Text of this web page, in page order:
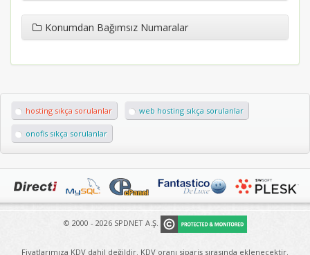
Konumdan Bağımsız Numaralar
hosting sıkça sorulanlar web hosting sıkça sorulanlar
onofis sıkça sorulanlar
© 2000 - 2026 SPDNET A.Ş.
Fiyatlarımıza KDV dahil değildir. KDV oranı sipariş sırasında eklenecektir.